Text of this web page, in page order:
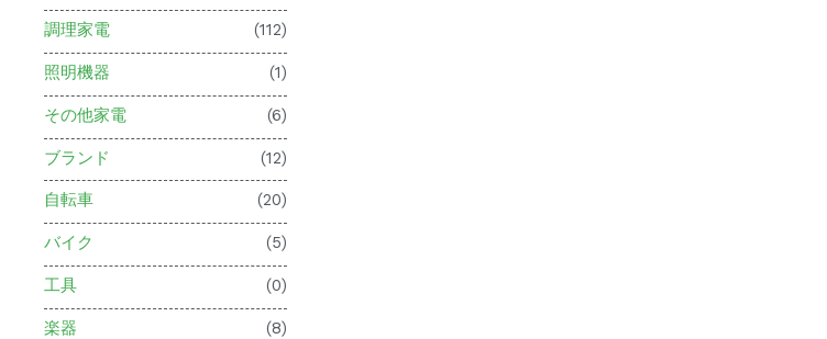
調理家電 (112)
照明機器 (1)
その他家電 (6)
ブランド (12)
自転車 (20)
バイク (5)
工具 (0)
楽器 (8)